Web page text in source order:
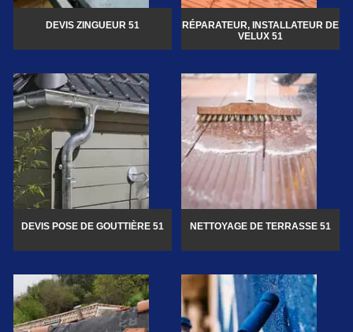
DEVIS ZINGUEUR 51
RÉPARATEUR, INSTALLATEUR DE
VELUX 51
DEVIS POSE DE GOUTTIÈRE 51 NETTOYAGE DE TERRASSE 51